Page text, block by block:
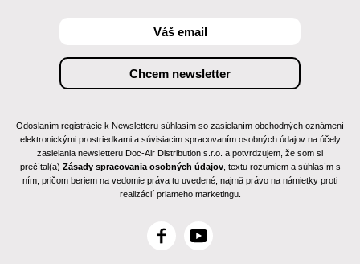
Odoslaním registrácie k Newsletteru súhlasím so zasielaním obchodných oznámení
elektronickými prostriedkami a súvisiacim spracovaním osobných údajov na účely
zasielania newsletteru Doc-Air Distribution s.r.o. a potvrdzujem, že som si
prečítal(a) Zásady spracovania osobných údajov, textu rozumiem a súhlasím s
ním, pričom beriem na vedomie práva tu uvedené, najmä právo na námietky proti
realizácií priameho marketingu.
F
Y